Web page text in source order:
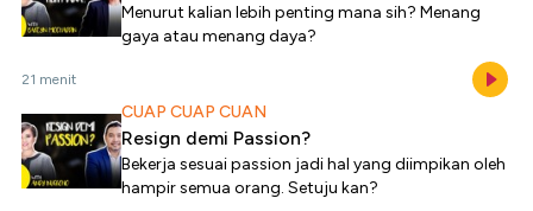
Menurut kalian lebih penting mana sih? Menang
gaya atau menang daya?
21 menit
CUAP CUAP CUAN
Resign demi Passion?
Bekerja sesuai passion jadi hal yang diimpikan oleh
hampir semua orang. Setuju kan?